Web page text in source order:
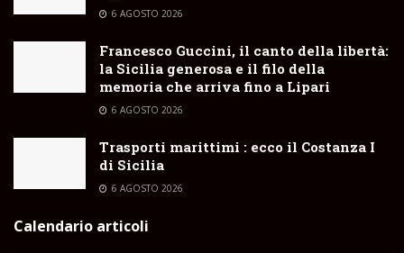
6 AGOSTO 2026
Francesco Guccini, il canto della libertà:
la Sicilia generosa e il filo della
memoria che arriva fino a Lipari
6 AGOSTO 2026
Trasporti marittimi : ecco il Costanza I
di Sicilia
6 AGOSTO 2026
Calendario articoli